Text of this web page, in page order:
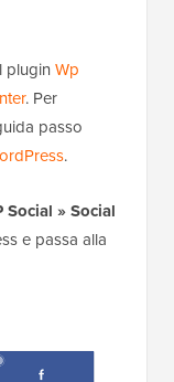
plugin Wp
. Per
passo
.
Social » Social
e passa alla